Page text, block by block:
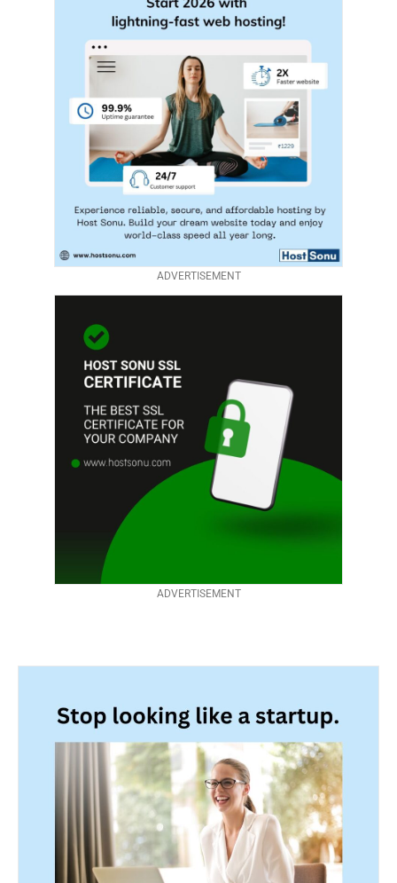
ADVERTISEMENT
ADVERTISEMENT